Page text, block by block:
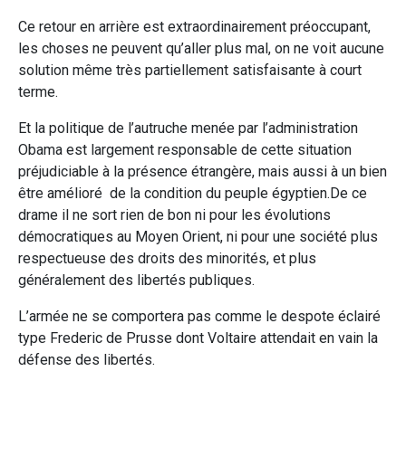
Ce retour en arrière est extraordinairement préoccupant,
les choses ne peuvent qu’aller plus mal, on ne voit aucune
solution même très partiellement satisfaisante à court
terme.
Et la politique de l’autruche menée par l’administration
Obama est largement responsable de cette situation
préjudiciable à la présence étrangère, mais aussi à un bien
être amélioré de la condition du peuple égyptien.De ce
drame il ne sort rien de bon ni pour les évolutions
démocratiques au Moyen Orient, ni pour une société plus
respectueuse des droits des minorités, et plus
généralement des libertés publiques.
L’armée ne se comportera pas comme le despote éclairé
type Frederic de Prusse dont Voltaire attendait en vain la
défense des libertés.